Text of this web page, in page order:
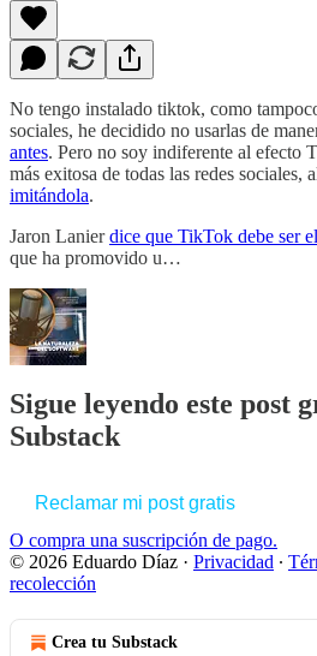
No tengo instalado tiktok, como
sociales, he decidido no usarlas de
antes. Pero no soy indiferente al efecto
más exitosa de todas las redes sociales,
imitándola.
Jaron Lanierdice que TikTok debe ser
que ha promovido u…
Sigue leyendo este post
Substack
Reclamar mi post gratis
O compra una suscripción de pago.
© 2026 Eduardo Díaz · Privacidad ∙
recolección
Crea tu Substack